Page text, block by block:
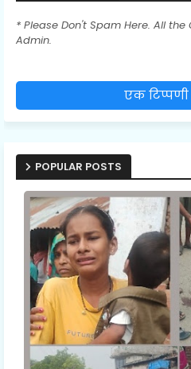
* Please Don't Spam Here. All
Admin.
एक
POPULAR POSTS